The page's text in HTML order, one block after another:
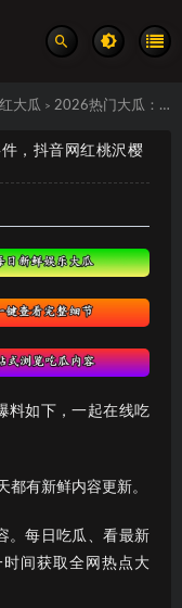
大瓜 > 2026热门大瓜：抖音网红桃沢樱猫头事件，抖音网红桃沢樱猫头吃瓜视频流出 真实事件汇总
，抖音网红桃沢樱
料如下，一起在线吃
都有新鲜内容更新。
。每日吃瓜、看最新
间获取全网热点大